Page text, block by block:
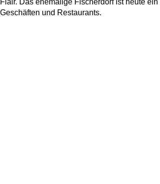
Flair. Das ehemalige Fischerdorf ist heute
Geschäften und Restaurants.